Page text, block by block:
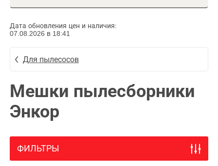
Дата обновления цен и наличия:
07.08.2026 в 18:41
Для пылесосов
Мешки пылесборники
Энкор
ФИЛЬТРЫ